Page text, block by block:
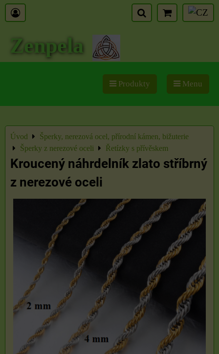
Zenpela
Produkty Menu
Úvod
Šperky, nerezová ocel, přírodní kámen, bižuterie
Šperky z nerezové oceli
Řetízky s přívěskem
Kroucený náhrdelník zlato stříbrný
z nerezové oceli